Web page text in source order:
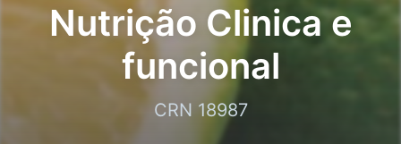
Nutrição Clinica e
funcional
CRN 18987